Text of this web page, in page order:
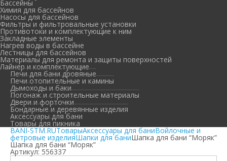
Бассейны
Химия для бассейнов
Насосы для бассейнов
Фильтры и фильтровальные установки
Противотоки и комплектующие к ним
Закладные элементы
Нагрев воды в бассейне
Лестницы для бассейнов
Материалы для ремонта и защиты поверхностей
Лайнер и комплектующие
Печи для бани дровяные
Печи отопительные и камины
Дымоходы и баки
Погонаж и строительные материалы
Двери и форточки
Бондарные и деревянные изделия
Аксессуары для бани
Товары для пикника
BANI-STM.RUТоварыАксессуары для баниВойлочные и
фетровые изделияШапки для баниШапка для бани “Моряк”
Шапка для бани “Моряк”
Артикул: 556337